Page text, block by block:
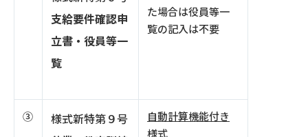
支給要件確認申
立書・役員等一
覧
た場合は役員等一
覧の記入は不要
③
様式新特第９号
自動計算機能付き
様式